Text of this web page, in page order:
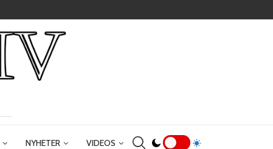
NYHETER VIDEOS